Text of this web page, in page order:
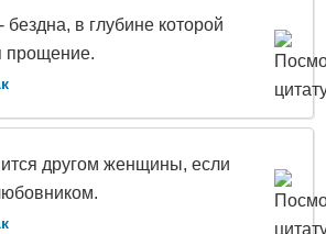
в глубине которой
прощение.
другом женщины, если